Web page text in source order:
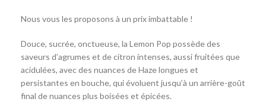
Nous vous les proposons à un prix imbattable !
Douce, sucrée, onctueuse, la Lemon Pop possède des
saveurs d’agrumes et de citron intenses, aussi fruitées que
acidulées, avec des nuances de Haze longues et
persistantes en bouche, qui évoluent jusqu’à un arrière-goût
final de nuances plus boisées et épicées.